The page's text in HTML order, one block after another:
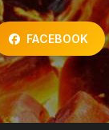
FACEBOOK